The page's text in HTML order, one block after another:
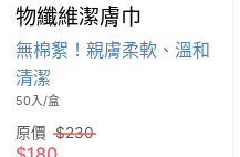
物纖維潔膚巾
無棉絮！親膚柔軟、溫和
清潔
50入/盒
原價 $230